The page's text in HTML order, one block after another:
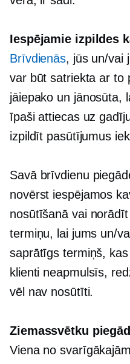
Iespējamie izpildes
Brīvdienās, jūs un/vai
var būt satriekta ar to
jāiepako un jānosūta,
īpaši attiecas uz
izpildīt pasūtījumus
Savā brīvdienu
novērst iespējamos
nosūtīšanā vai
termiņu, lai jums un/
saprātīgs termiņš,
klienti neapmulsīs,
vēl nav nosūtīti.
Ziemassvētku
Viena no